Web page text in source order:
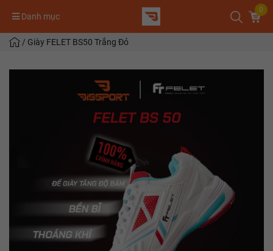
Danh mục
0
/ Giày FELET BS50 Trắng Đỏ